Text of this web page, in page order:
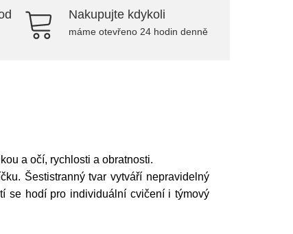
Nakupujte kdykoli
máme otevřeno 24 hodin denně
a očí, rychlosti a obratnosti.
Šestistranný tvar vytváří nepravidelný
se hodí pro individuální cvičení i týmový